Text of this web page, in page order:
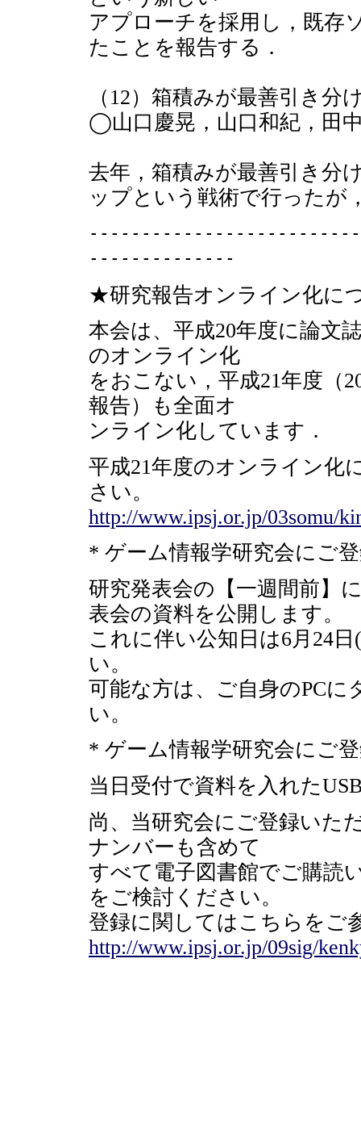
アプローチを採用し，既存
たことを報告する．
（12）箱積みが最善引き分
◯山口慶晃，山口和紀，田
去年，箱積みが最善引き分
ップという戦術で行ったが
--------------
★研究報告オンライン化に
本会は、平成20年度に論文
のオンライン化
をおこない，平成21年度（
報告）も全面オ
ンライン化しています．
平成21年度のオンライン化
さい。
http://www.ipsj.or.jp/03somu/
* ゲーム情報学研究会にご
研究発表会の【一週間前】
表会の資料を公開します。
これに伴い公知日は6月24
い。
可能な方は、ご自身のPCに
い。
* ゲーム情報学研究会にご
当日受付で資料を入れた
尚、当研究会にご登録いた
ナンバーも含めて
すべて電子図書館でご購読
をご検討ください。
登録に関してはこちらをご
http://www.ipsj.or.jp/09sig/